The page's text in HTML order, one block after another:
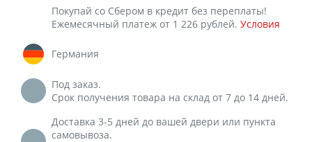
Покупай со Сбером в кредит без переплаты!
Ежемесячный платеж от 1 226 рублей. Условия
Германия
Под заказ.
Срок получения товара на склад от 7 до 14 дней.
Доставка 3-5 дней до вашей двери или пункта
самовывоза.